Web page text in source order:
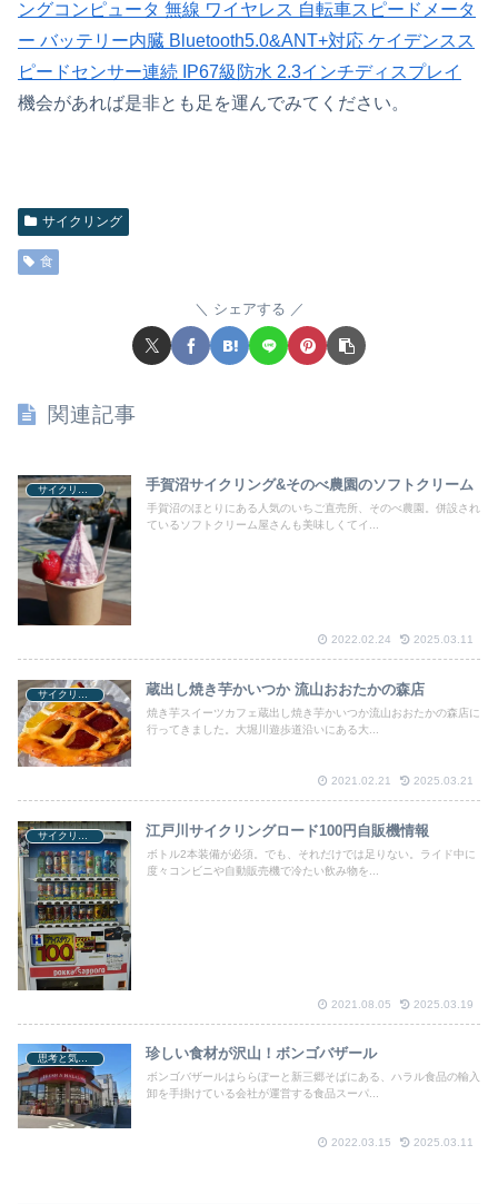
ングコンピュータ 無線 ワイヤレス 自転車スピードメータ
ー バッテリー内臓 Bluetooth5.0&ANT+対応 ケイデンスス
ピードセンサー連続 IP67級防水 2.3インチディスプレイ
機会があれば是非とも足を運んでみてください。
サイクリング
食
シェアする
関連記事
サイクリング 手賀沼サイクリング&そのべ農園のソフトクリーム
手賀沼のほとりにある人気のいちご直売所、そのべ農園。併設され
ているソフトクリーム屋さんも美味しくてイ...
2022.02.24 2025.03.11
蔵出し焼き芋かいつか 流山おおたかの森店
焼き芋スイーツカフェ蔵出し焼き芋かいつか流山おおたかの森店に
行ってきました。大堀川遊歩道沿いにある大...
2021.02.21 2025.03.21
江戸川サイクリングロード100円自販機情報
ボトル2本装備が必須。でも、それだけでは足りない。ライド中に
度々コンビニや自動販売機で冷たい飲み物を...
2021.08.05 2025.03.19
思考と気になるあれこれ 珍しい食材が沢山！ボンゴバザール
ボンゴバザールはららぽーと新三郷そばにある、ハラル食品の輸入
卸を手掛けている会社が運営する食品スーパ...
2022.03.15 2025.03.11